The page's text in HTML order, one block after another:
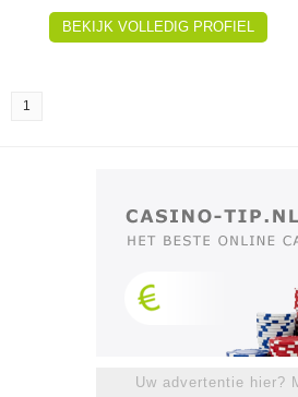
BEKIJK VOLLEDIG PROFIEL
1
Uw advertentie hier?